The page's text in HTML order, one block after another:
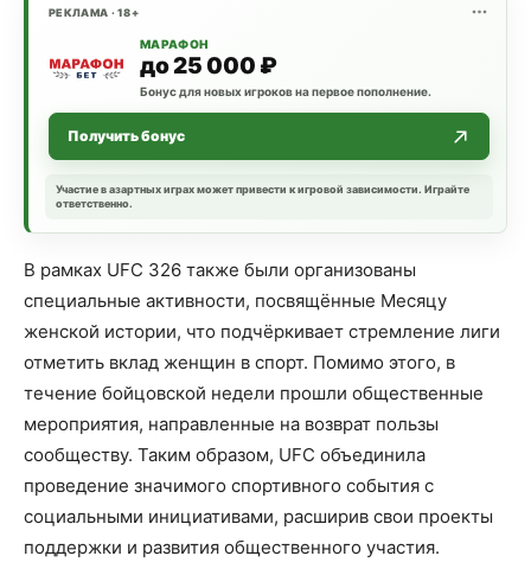
РЕКЛАМА · 18+
МАРАФОН
до 25 000 ₽
Бонус для новых игроков на первое пополнение.
Получить бонус
Участие в азартных играх может привести к игровой зависимости. Играйте
ответственно.
В рамках UFC 326 также были организованы
специальные активности, посвящённые Месяцу
женской истории, что подчёркивает стремление лиги
отметить вклад женщин в спорт. Помимо этого, в
течение бойцовской недели прошли общественные
мероприятия, направленные на возврат пользы
сообществу. Таким образом, UFC объединила
проведение значимого спортивного события с
социальными инициативами, расширив свои проекты
поддержки и развития общественного участия.